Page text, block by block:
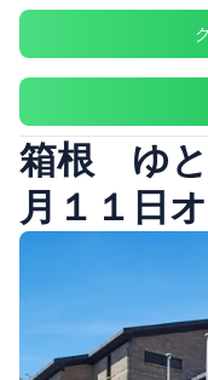
箱根 ゆと
月１１日